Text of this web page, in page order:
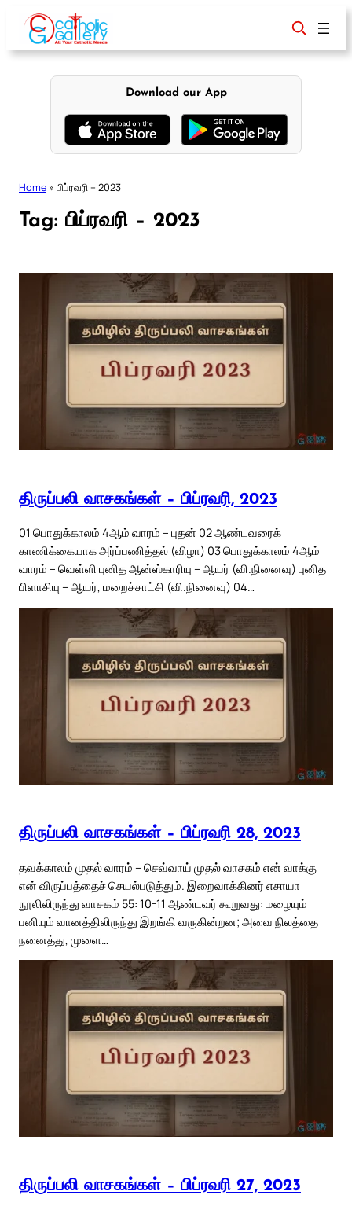
content
Download our App
Home » பிப்ரவரி – 2023
Tag: பிப்ரவரி – 2023
திருப்பலி வாசகங்கள் – பிப்ரவரி, 2023
01 பொதுக்காலம் 4ஆம் வாரம் – புதன் 02 ஆண்டவரைக்
காணிக்கையாக அர்ப்பணித்தல் (விழா) 03 பொதுக்காலம் 4ஆம்
வாரம் – வெள்ளி புனித ஆன்ஸ்காரியு – ஆயர் (வி.நினைவு) புனித
பிளாசியு – ஆயர், மறைச்சாட்சி (வி.நினைவு) 04…
திருப்பலி வாசகங்கள் – பிப்ரவரி 28, 2023
தவக்காலம் முதல் வாரம் – செவ்வாய் முதல் வாசகம் என் வாக்கு
என் விருப்பத்தைச் செயல்படுத்தும். இறைவாக்கினர் எசாயா
நூலிலிருந்து வாசகம் 55: 10-11 ஆண்டவர் கூறுவது: மழையும்
பனியும் வானத்திலிருந்து இறங்கி வருகின்றன; அவை நிலத்தை
நனைத்து, முளை…
திருப்பலி வாசகங்கள் – பிப்ரவரி 27, 2023